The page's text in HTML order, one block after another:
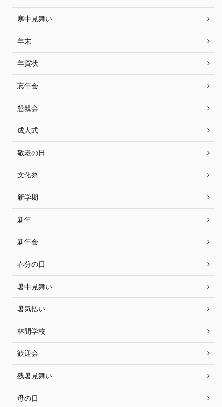
寒中見舞い
年末
年賀状
忘年会
懇親会
成人式
敬老の日
文化祭
新学期
新年
新年会
春分の日
暑中見舞い
暑気払い
林間学校
歓迎会
残暑見舞い
母の日